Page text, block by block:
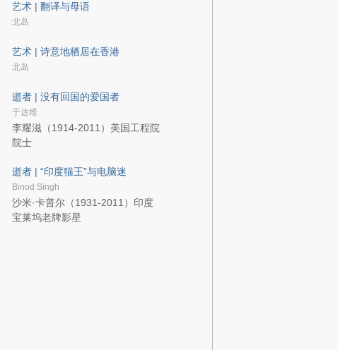
艺术 | 翻译与母语
北岛
艺术 | 诗意地栖居在香港
北岛
逝者 | 没有回国的爱国者
于达维
李耀滋（1914-2011）美国工程院
院士
逝者 | “印度猫王”与电脑迷
Binod Singh
沙米·卡普尔（1931-2011）印度
宝莱坞老牌影星